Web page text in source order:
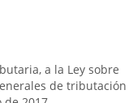
a la Ley sobre
de tributación